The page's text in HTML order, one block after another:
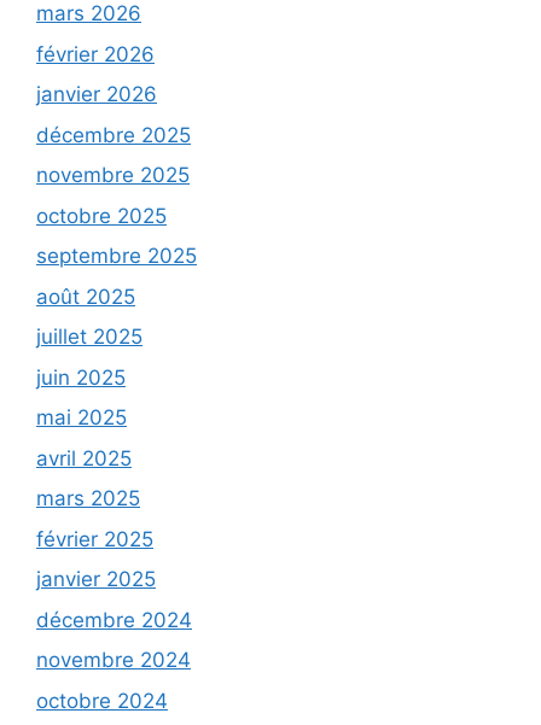
mars 2026
février 2026
janvier 2026
décembre 2025
novembre 2025
octobre 2025
septembre 2025
août 2025
juillet 2025
juin 2025
mai 2025
avril 2025
mars 2025
février 2025
janvier 2025
décembre 2024
novembre 2024
octobre 2024